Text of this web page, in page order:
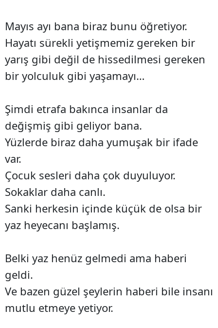
Mayıs ayı bana biraz bunu öğretiyor.
Hayatı sürekli yetişmemiz gereken bir
yarış gibi değil de hissedilmesi gereken
bir yolculuk gibi yaşamayı…
Şimdi etrafa bakınca insanlar da
değişmiş gibi geliyor bana.
Yüzlerde biraz daha yumuşak bir ifade
var.
Çocuk sesleri daha çok duyuluyor.
Sokaklar daha canlı.
Sanki herkesin içinde küçük de olsa bir
yaz heyecanı başlamış.
Belki yaz henüz gelmedi ama haberi
geldi.
Ve bazen güzel şeylerin haberi bile insanı
mutlu etmeye yetiyor.